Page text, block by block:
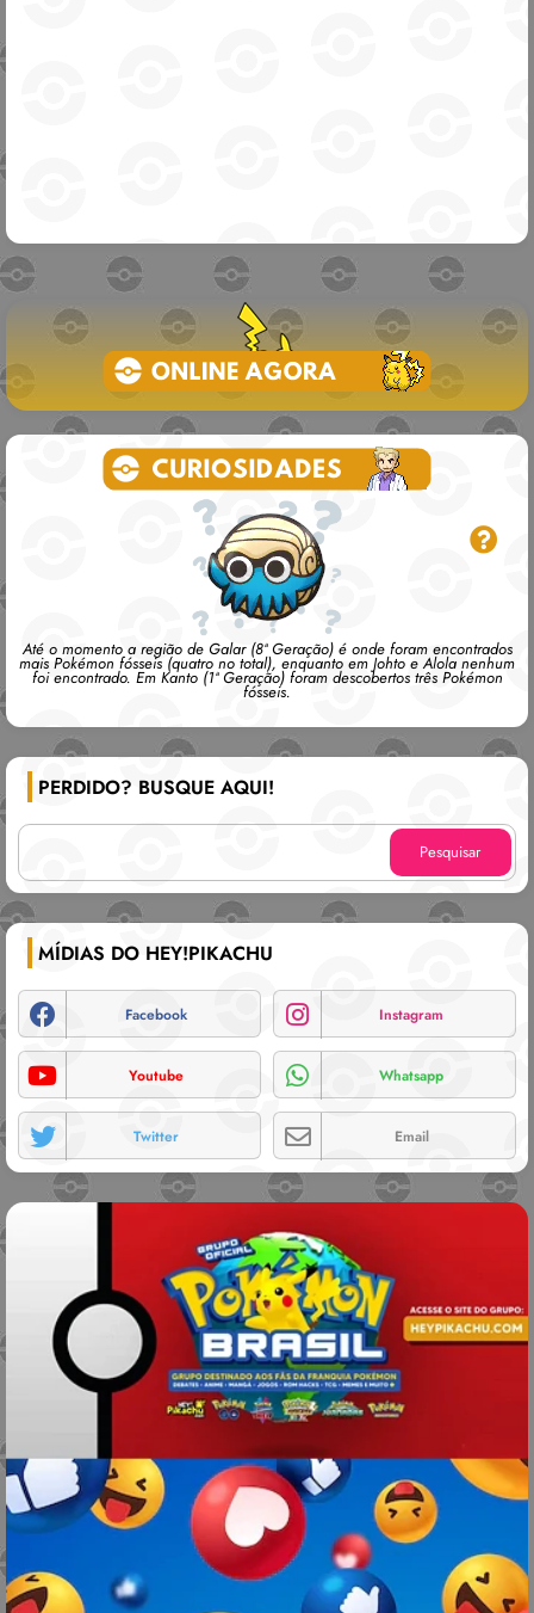
Até o momento a região de Galar (8ª Geração) é onde foram encontrados
mais Pokémon fósseis (quatro no total), enquanto em Johto e Alola nenhum
foi encontrado. Em Kanto (1ª Geração) foram descobertos três Pokémon
fósseis.
PERDIDO? BUSQUE AQUI!
MÍDIAS DO HEY!PIKACHU
Facebook Instagram
Youtube Whatsapp
Twitter Email